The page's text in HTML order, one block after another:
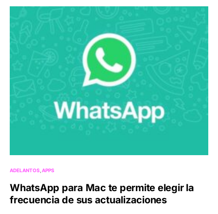
ADELANTOS APPS
WhatsApp para Mac te permite elegir la
frecuencia de sus actualizaciones